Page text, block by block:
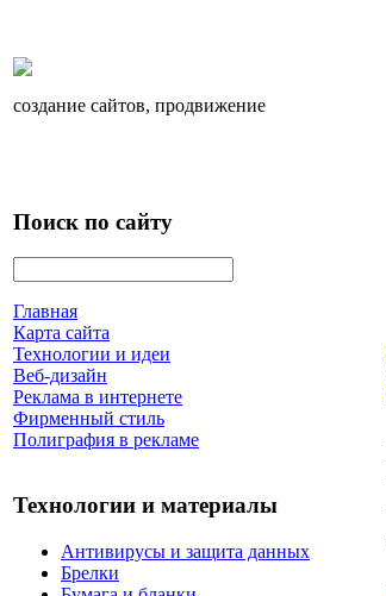
создание сайтов, продвижение
Поиск по сайту
Главная
Карта сайта
Технологии и идеи
Веб-дизайн
Реклама в интернете
Фирменный стиль
Полиграфия в рекламе
Технологии и материалы
Антивирусы и защита данных
Брелки